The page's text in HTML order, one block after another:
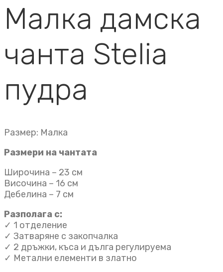
Малка дамска
чанта Stelia
пудра
Размер: Малка
Размери на чантата
Широчина – 23 см
Височина – 16 см
Дебелина – 7 см
Разполага с:
✓ 1 отделениe
✓ Затваряне с закопчалка
✓ 2 дръжки, къса и дълга регулируема
✓ Метални елементи в златно